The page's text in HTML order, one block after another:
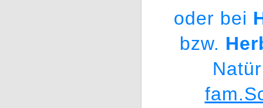
oder bei
bzw.